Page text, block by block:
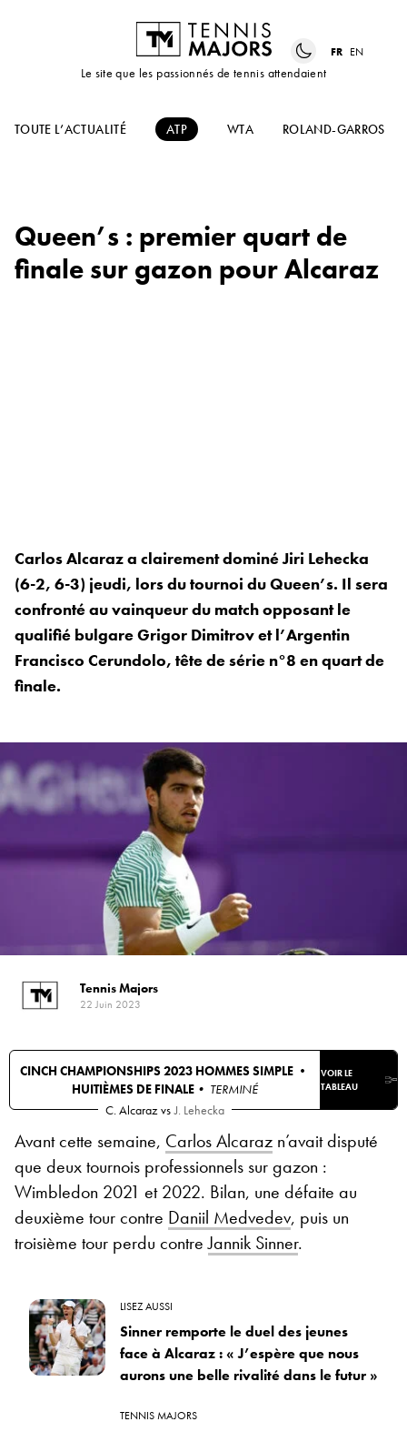
Le site que les passionnés de tennis attendaient
FR EN
TOUTE L’ACTUALITÉ ATP WTA ROLAND-GARROS
Queen’s : premier quart de
finale sur gazon pour Alcaraz
Carlos Alcaraz a clairement dominé Jiri Lehecka
(6-2, 6-3) jeudi, lors du tournoi du Queen’s. Il sera
confronté au vainqueur du match opposant le
qualifié bulgare Grigor Dimitrov et l’Argentin
Francisco Cerundolo, tête de série n°8 en quart de
finale.
Tennis Majors
22 Juin 2023
CINCH CHAMPIONSHIPS 2023 HOMMES SIMPLE •
HUITIÈMES DE FINALE• TERMINÉ
VOIR LE
TABLEAU
C. Alcaraz vs J. Lehecka
Avant cette semaine, Carlos Alcaraz n’avait disputé
que deux tournois professionnels sur gazon :
Wimbledon 2021 et 2022. Bilan, une défaite au
deuxième tour contre Daniil Medvedev, puis un
troisième tour perdu contreJannik Sinner.
LISEZ AUSSI
Sinner remporte le duel des jeunes
face à Alcaraz : « J’espère que nous
aurons une belle rivalité dans le futur »
TENNIS MAJORS